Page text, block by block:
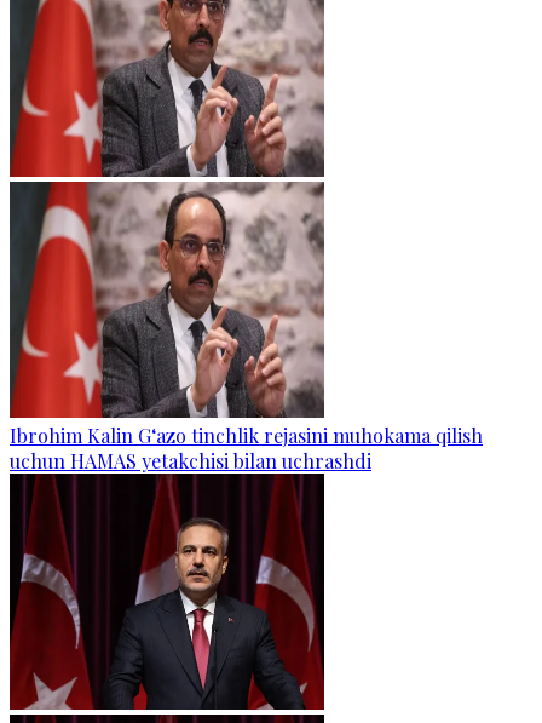
Ibrohim Kalin G‘azo tinchlik rejasini muhokama qilish
uchun HAMAS yetakchisi bilan uchrashdi